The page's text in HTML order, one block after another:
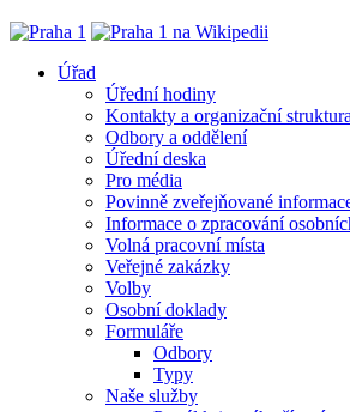
Úřad
Úřední hodiny
Kontakty a organizační struktura
Odbory a oddělení
Úřední deska
Pro média
Povinně zveřejňované
Informace o zpracování
Volná pracovní místa
Veřejné zakázky
Volby
Osobní doklady
Formuláře
Odbory
Typy
Naše služby